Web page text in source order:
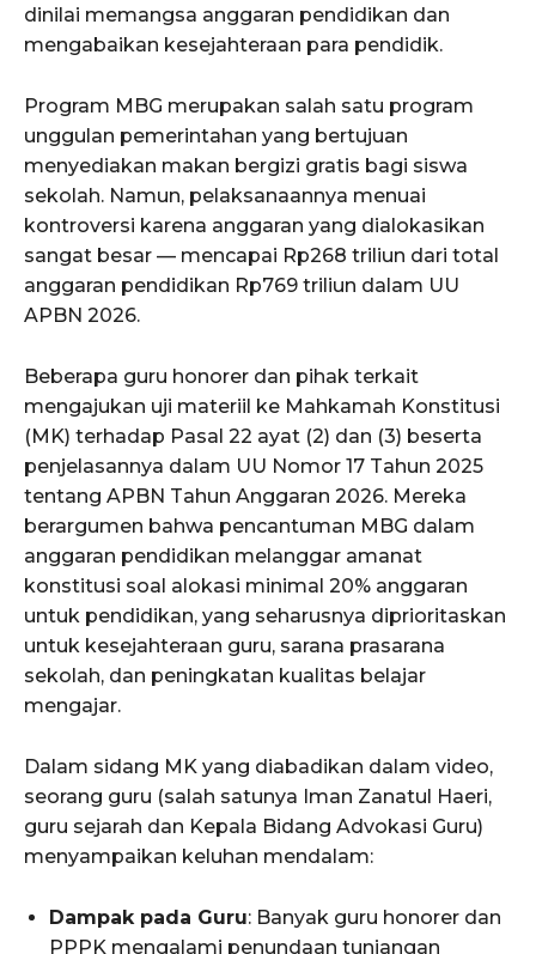
dinilai memangsa anggaran pendidikan dan
mengabaikan kesejahteraan para pendidik.
Program MBG merupakan salah satu program
unggulan pemerintahan yang bertujuan
menyediakan makan bergizi gratis bagi siswa
sekolah. Namun, pelaksanaannya menuai
kontroversi karena anggaran yang dialokasikan
sangat besar — mencapai Rp268 triliun dari total
anggaran pendidikan Rp769 triliun dalam UU
APBN 2026.
Beberapa guru honorer dan pihak terkait
mengajukan uji materiil ke Mahkamah Konstitusi
(MK) terhadap Pasal 22 ayat (2) dan (3) beserta
penjelasannya dalam UU Nomor 17 Tahun 2025
tentang APBN Tahun Anggaran 2026. Mereka
berargumen bahwa pencantuman MBG dalam
anggaran pendidikan melanggar amanat
konstitusi soal alokasi minimal 20% anggaran
untuk pendidikan, yang seharusnya diprioritaskan
untuk kesejahteraan guru, sarana prasarana
sekolah, dan peningkatan kualitas belajar
mengajar.
Dalam sidang MK yang diabadikan dalam video,
seorang guru (salah satunya Iman Zanatul Haeri,
guru sejarah dan Kepala Bidang Advokasi Guru)
menyampaikan keluhan mendalam:
Dampak pada Guru: Banyak guru honorer dan
PPPK mengalami penundaan tunjangan